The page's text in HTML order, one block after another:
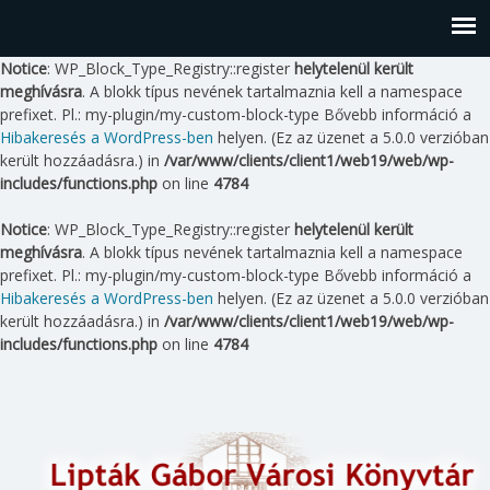
Notice: WP_Block_Type_Registry::register helytelenül került
meghívásra. A blokk típus nevének tartalmaznia kell a namespace
prefixet. Pl.: my-plugin/my-custom-block-type Bővebb információ a
Hibakeresés a WordPress-ben helyen. (Ez az üzenet a 5.0.0 verzióban
került hozzáadásra.) in /var/www/clients/client1/web19/web/wp-
includes/functions.php on line 4784
Notice: WP_Block_Type_Registry::register helytelenül került
meghívásra. A blokk típus nevének tartalmaznia kell a namespace
prefixet. Pl.: my-plugin/my-custom-block-type Bővebb információ a
Hibakeresés a WordPress-ben helyen. (Ez az üzenet a 5.0.0 verzióban
került hozzáadásra.) in /var/www/clients/client1/web19/web/wp-
includes/functions.php on line 4784